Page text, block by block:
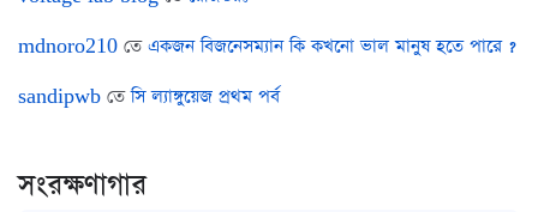
mdnoro210 তেএকজন বিজনেসম্যান কি কখনো ভাল মানুষ হতে পারে ?
sandipwb তেসি ল্যাঙ্গুয়েজ প্রথম পর্ব
সংরক্ষণাগার